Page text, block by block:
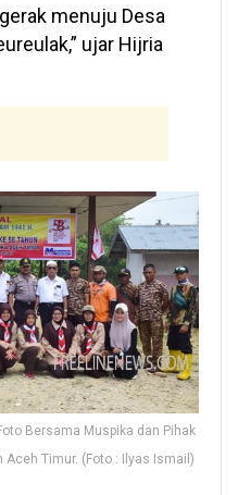
menuju Desa
ujar Hijria
Bersama Muspika dan Pihak
Aceh Timur. (Foto : Ilyas Ismail)